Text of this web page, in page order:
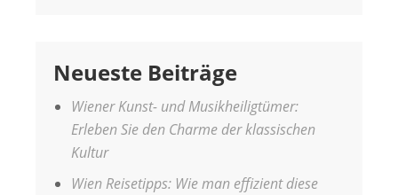
Neueste Beiträge
Wiener Kunst- und Musikheiligtümer:
Erleben Sie den Charme der klassischen
Kultur
Wien Reisetipps: Wie man effizient diese